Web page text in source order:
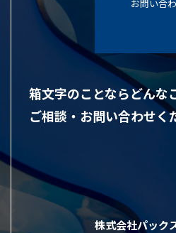
お問い合
箱文字のことならどんな
ご相談・お問い合わせく
株式会社パック